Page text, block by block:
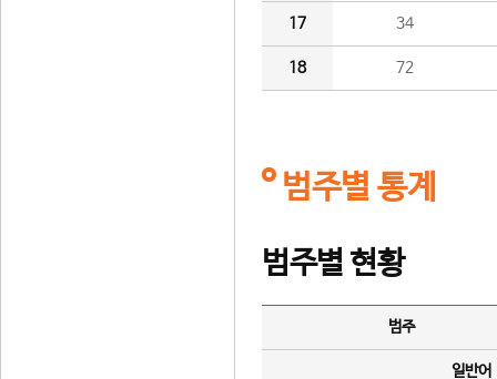
17 34
18 72
범주별 통계
범주별 현황
범주
일반어